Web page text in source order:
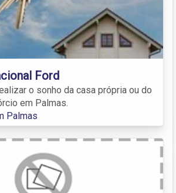
Ford
o sonho da casa própria ou do
em Palmas.
Palmas